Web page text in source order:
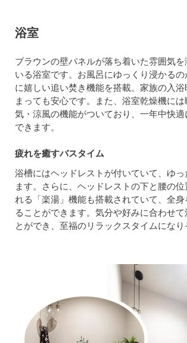
浴室
ブラウンの壁パネルが落ち着いた雰囲気を
いる浴室です。お風呂にゆっくり浸かる
に嬉しい追い焚き機能を搭載。家族の入浴
まっても安心です。また、浴室乾燥機に
気・涼風の機能がついており、一年中快
できます。
疲れを癒すバスタイム
浴槽にはヘッドレストが付いていて、ゆっ
ます。さらに、ヘッドレストの下と腰の
れる「楽湯」機能も搭載されていて、全
ることができます。気分や好みに合わせて
とができ、至福のリラックスタイムになり